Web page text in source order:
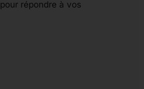
répondre à vos